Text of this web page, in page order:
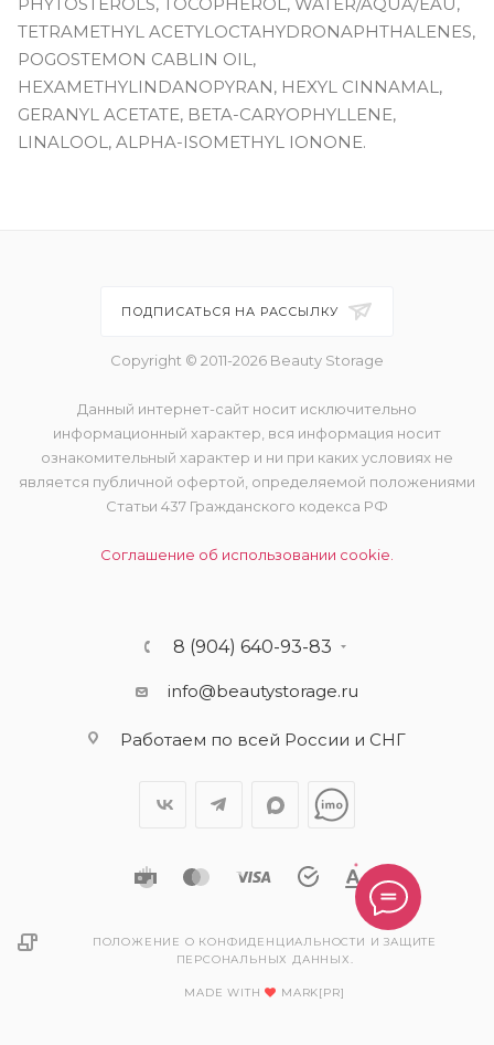
TETRAMETHYL ACETYLOCTAHYDRONAPHTHALENES,
POGOSTEMON CABLIN OIL,
HEXAMETHYLINDANOPYRAN, HEXYL CINNAMAL,
GERANYL ACETATE, BETA-CARYOPHYLLENE,
LINALOOL, ALPHA-ISOMETHYL IONONE.
ПОДПИСАТЬСЯ НА РАССЫЛКУ
Copyright © 2011-2026 Beauty Storage
Данный интернет-сайт носит исключительно
информационный характер, вся информация носит
ознакомительный характер и ни при каких условиях не
является публичной офертой, определяемой положениями
Статьи 437 Гражданского кодекса РФ
Соглашение об использовании cookie.
8 (904) 640-93-83
info@beautystorage.ru
Работаем по всей России и СНГ
ПОЛОЖЕНИЕ О КОНФИДЕНЦИАЛЬНОСТИ И ЗАЩИТЕ
ПЕРСОНАЛЬНЫХ ДАННЫХ.
MADE WITH MARK[PR]